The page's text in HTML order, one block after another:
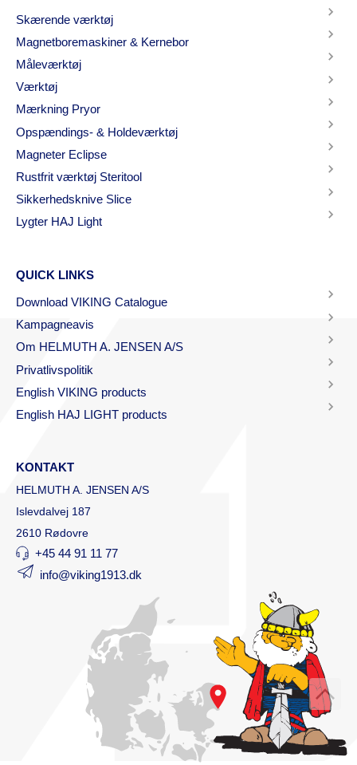
Skærende værktøj
Magnetboremaskiner & Kernebor
Måleværktøj
Værktøj
Mærkning Pryor
Opspændings- & Holdeværktøj
Magneter Eclipse
Rustfrit værktøj Steritool
Sikkerhedsknive Slice
Lygter HAJ Light
QUICK LINKS
Download VIKING Catalogue
Kampagneavis
Om HELMUTH A. JENSEN A/S
Privatlivspolitik
English VIKING products
English HAJ LIGHT products
KONTAKT
HELMUTH A. JENSEN A/S
Islevdalvej 187
2610 Rødovre
+45 44 91 11 77
info@viking1913.dk